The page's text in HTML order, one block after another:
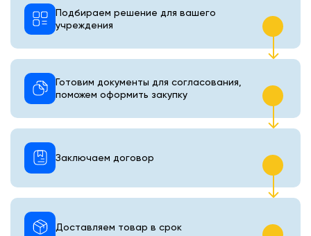
Подбираем решение для вашего
учреждения
Готовим документы для согласования,
поможем оформить закупку
Доставляем товар в срок
Заключаем договор